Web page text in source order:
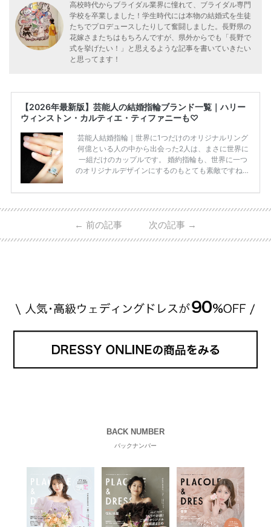
高校時代からブライダル業界に憧れて、ブライダル専門
学校を卒業しました！学生時代には本物の結婚式を生徒
たちでプロデュースしたりして奮闘しました。長野県の
花嫁さまたちはもちろんですが、県外からでも「長野で
式を挙げたい！」と思えるような記事を書いていきたい
と思ってます！
【2026年最新版】芸能人の結婚指輪ブランド一覧｜ハリー
ウィンストン・カルティエ・ティファニーも♡
芸能人結婚指輪｜世界に1つだけのオリジナルリング
何億といる人の中から出会った2人は、まさに世界に
一組だけのカップルです。 婚約指輪も、世界に一つ
のオリジナルデザインにするのもとても素敵ですね♡
のを形にするのも想い出になります。 上戸彩さん・H
HPより引用 2011年9月に結婚した女優の上戸彩さん
とEXILEのHIROさん。 上戸さんに贈った婚約指輪
← 前の記事 次の記事 →
BACK NUMBER
バックナンバー